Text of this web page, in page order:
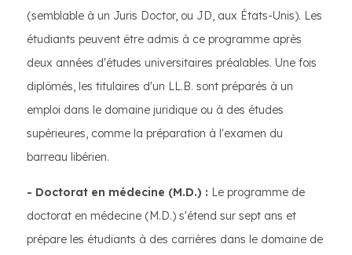
(semblable à un Juris Doctor, ou JD, aux États-Unis). Les
étudiants peuvent être admis à ce programme après
deux années d'études universitaires préalables. Une fois
diplômés, les titulaires d'un LL.B. sont préparés à un
emploi dans le domaine juridique ou à des études
supérieures, comme la préparation à l'examen du
barreau libérien.
- Doctorat en médecine (M.D.) : Le programme de
doctorat en médecine (M.D.) s'étend sur sept ans et
prépare les étudiants à des carrières dans le domaine de